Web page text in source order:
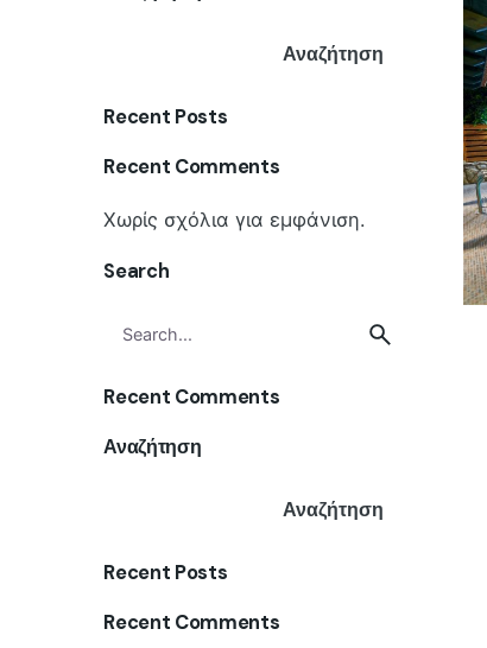
Αναζήτηση
Recent Posts
Recent Comments
Χωρίς σχόλια για εμφάνιση.
Search
Recent Comments
Αναζήτηση
Αναζήτηση
Recent Posts
Recent Comments